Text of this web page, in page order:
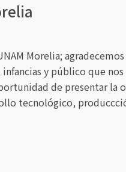
Morelia;
y público que
de presentar la
tecnológico,